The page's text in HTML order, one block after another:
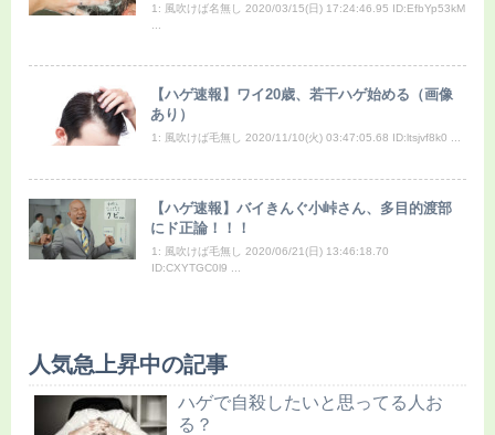
1: 風吹けば名無し 2020/03/15(日) 17:24:46.95 ID:EfbYp53kM
【ハゲ速報】ワイ20歳、若干ハゲ始める（画像
あり）
1: 風吹けば毛無し 2020/11/10(火) 03:47:05.68 ID:ltsjvf8k0 ...
【ハゲ速報】バイきんぐ小峠さん、多目的渡部
にド正論！！！
1: 風吹けば毛無し 2020/06/21(日) 13:46:18.70
ID:CXYTGC0l9 ...
人気急上昇中の記事
ハゲで自殺したいと思ってる人お
る？